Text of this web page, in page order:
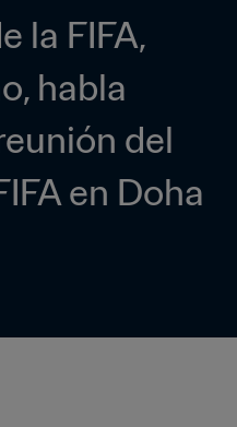
la FIFA,
habla
del
en Doha